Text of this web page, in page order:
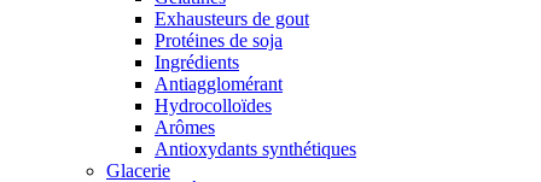
Exhausteurs de gout
Protéines de soja
Ingrédients
Antiagglomérant
Hydrocolloïdes
Arômes
Antioxydants synthétiques
Glacerie